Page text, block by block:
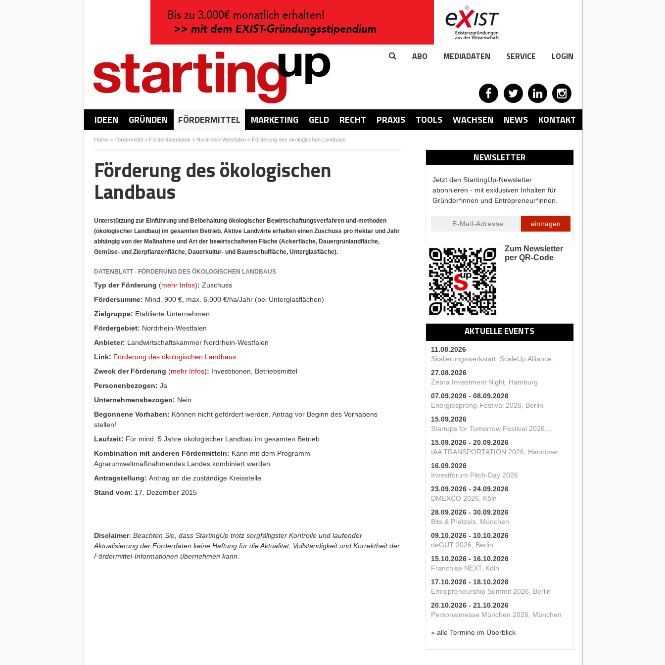
ABO MEDIADATEN SERVICE LOGIN
IDEEN GRÜNDEN FÖRDERMITTEL MARKETING GELD RECHT PRAXIS TOOLS WACHSEN NEWS KONTAKT
Home> Fördermittel> Förderdatenbank > Nordrhein-Westfalen> Förderung des ökologischen Landbaus
NEWSLETTER
Jetzt den StartingUp-Newsletter
abonnieren - mit exklusiven Inhalten für
Gründer*innen und Entrepreneur*innen.
eintragen
Zum Newsletter
per QR-Code
AKTUELLE EVENTS
11.08.2026
Skalierungswerkstatt: ScaleUp Alliance...
27.08.2026
Zebra Investment Night, Hamburg
07.09.2026 - 08.09.2026
Energiesprong-Festival 2026, Berlin
15.09.2026
Startups for Tomorrow Festival 2026,...
15.09.2026 - 20.09.2026
IAA TRANSPORTATION 2026, Hannover
16.09.2026
Investforum Pitch-Day 2026
23.09.2026 - 24.09.2026
DMEXCO 2026, Köln
28.09.2026 - 30.09.2026
Bits & Pretzels, München
09.10.2026 - 10.10.2026
deGUT 2026, Berlin
15.10.2026 - 16.10.2026
Franchise NEXT, Köln
17.10.2026 - 18.10.2026
Entrepreneurship Summit 2026, Berlin
20.10.2026 - 21.10.2026
Personalmesse München 2026, München
» alle Termine im Überblick
Förderung des ökologischen
Landbaus
Unterstützung zur Einführung und Beibehaltung ökologischer Bewirtschaftungsverfahren und-methoden
(ökologischer Landbau) im gesamten Betrieb. Aktive Landwirte erhalten einen Zuschuss pro Hektar und Jahr
abhängig von der Maßnahme und Art der bewirtschafteten Fläche (Ackerfläche, Dauergrünlandfläche,
Gemüse- und Zierpflanzenfläche, Dauerkultur- und Baumschulfläche, Unterglasfläche).
DATENBLATT - FÖRDERUNG DES ÖKOLOGISCHEN LANDBAUS
Typ der Förderung (mehr Infos): Zuschuss
Fördersumme: Mind. 900 €, max. 6.000 €/ha/Jahr (bei Unterglasflächen)
Zielgruppe: Etablierte Unternehmen
Fördergebiet: Nordrhein-Westfalen
Anbieter: Landwirtschaftskammer Nordrhein-Westfalen
Link: Förderung des ökologischen Landbaus
Zweck der Förderung (mehr Infos): Investitionen, Betriebsmittel
Personenbezogen: Ja
Unternehmensbezogen: Nein
Begonnene Vorhaben: Können nicht gefördert werden. Antrag vor Beginn des Vorhabens
stellen!
Laufzeit: Für mind. 5 Jahre ökologischer Landbau im gesamten Betrieb
Kombination mit anderen Fördermitteln: Kann mit dem Programm
Agrarumweltmaßnahmendes Landes kombiniert werden
Antragstellung: Antrag an die zuständige Kreisstelle
Stand vom: 17. Dezember 2015
Disclaimer: Beachten Sie, dass StartingUp trotz sorgfältigster Kontrolle und laufender
Aktualisierung der Förderdaten keine Haftung für die Aktualität, Vollständigkeit und Korrektheit der
Fördermittel-Informationen übernehmen kann.